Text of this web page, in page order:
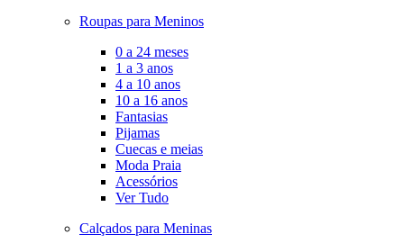
Roupas para Meninos
0 a 24 meses
1 a 3 anos
4 a 10 anos
10 a 16 anos
Fantasias
Pijamas
Cuecas e meias
Moda Praia
Acessórios
Ver Tudo
Calçados para Meninas